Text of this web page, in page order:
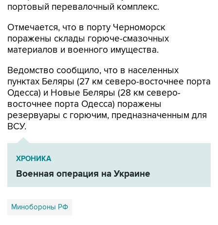
портовый перевалочный комплекс.
Отмечается, что в порту Черноморск
поражены склады горюче-смазочных
материалов и военного имущества.
Ведомство сообщило, что в населенных
пунктах Беляры (27 км северо-восточнее порта
Одесса) и Новые Беляры (28 км северо-
восточнее порта Одесса) поражены
резервуары с горючим, предназначенным для
ВСУ.
ХРОНИКА
Военная операция на Украине
Минобороны РФ